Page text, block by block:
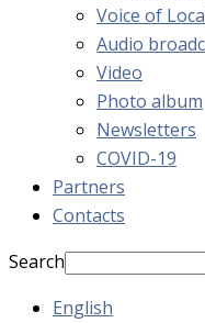
Voice of
Audio
Video
Photo album
Newsletters
COVID-19
Partners
Contacts
Search
English